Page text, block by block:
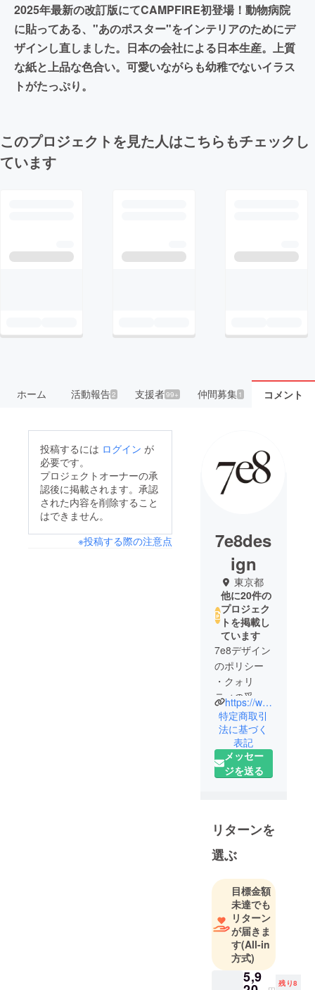
2025年最新の改訂版にてCAMPFIRE初登場！動物病院
に貼ってある、"あのポスター"をインテリアのためにデ
ザインし直しました。日本の会社による日本生産。上質
な紙と上品な色合い。可愛いながらも幼稚でないイラス
トがたっぷり。
このプロジェクトを見た人はこちらもチェックし
ています
ホーム 活動報告2 支援者99+ 仲間募集 1 コメント
投稿するには ログイン が
必要です。
プロジェクトオーナーの承
認後に掲載されます。承認
された内容を削除すること
はできません。
※投稿する際の注意点
7e8des
ign
東京都
他に20件の
プロジェク
トを掲載し
ています
7e8デザイン
のポリシー
・クォリ
ティの妥協
をしないこ
と。我々は
作品の信頼
性を重視し
ます。
と。格式ば
らず、くつ
ろいでいら
できれば笑
顔で。
・シンプル
で知的であ
ること。心
を高揚させ
たり、癒し
https://www.7e8design.com
特定商取引
法に基づく
表記
メッセー
ジを送る
リターンを
選ぶ
目標金額
未達でも
リターン
が届きま
す(All-in
方式)
5,9 残り8